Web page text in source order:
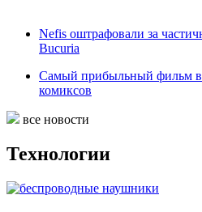
Nefis оштрафовали за
Bucuria
Самый прибыльный фильм в
комиксов
все новости
Технологии